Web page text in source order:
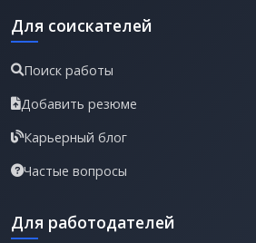
Для соискателей
Поиск работы
Добавить резюме
Карьерный блог
Частые вопросы
Для работодателей